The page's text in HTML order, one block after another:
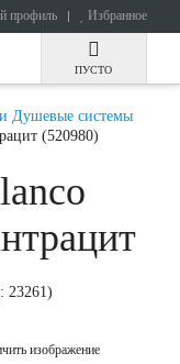
профиль Избранное
ПУСТО
Душевые системы
(520980)
23261)
изображение